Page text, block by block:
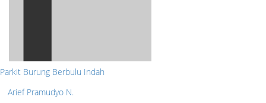
Parkit Burung Berbulu Indah
Arief Pramudyo N.